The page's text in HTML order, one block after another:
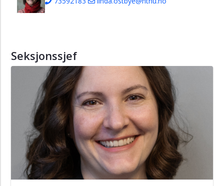
Seksjonssjef